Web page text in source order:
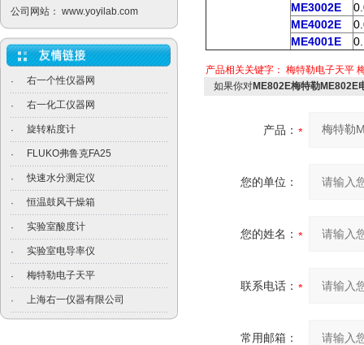
公司网站： www.yoyilab.com
· 右一个性仪器网
· 右一化工仪器网
· 旋转粘度计
· FLUKO弗鲁克FA25
· 快速水分测定仪
· 恒温鼓风干燥箱
· 实验室酸度计
· 实验室电导率仪
· 梅特勒电子天平
· 上海右一仪器有限公司
ME3002E
ME4002E
ME4001E
产品相关关键字： 梅特勒电子天平
如果你对ME802E梅特勒ME802E
产品：
您的单位：
您的姓名：
联系电话：
常用邮箱：